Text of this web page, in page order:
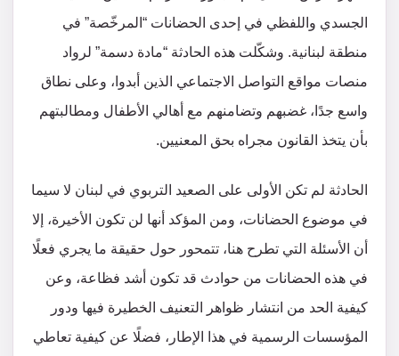
الجسدي واللفظي في إحدى الحضانات “المرخّصة” في
منطقة لبنانية. وشكّلت هذه الحادثة “مادة دسمة” لرواد
منصات مواقع التواصل الاجتماعي الذين أبدوا، وعلى نطاق
واسع جدًا، غضبهم وتضامنهم مع أهالي الأطفال ومطالبتهم
بأن يتخذ القانون مجراه بحق المعنيين.
الحادثة لم تكن الأولى على الصعيد التربوي في لبنان لا سيما
في موضوع الحضانات، ومن المؤكد أنها لن تكون الأخيرة، إلا
أن الأسئلة التي تطرح هنا، تتمحور حول حقيقة ما يجري فعلًا
في هذه الحضانات من حوادث قد تكون أشد فظاعة، وعن
كيفية الحد من انتشار ظواهر التعنيف الخطيرة فيها ودور
المؤسسات الرسمية في هذا الإطار، فضلًا عن كيفية تعاطي